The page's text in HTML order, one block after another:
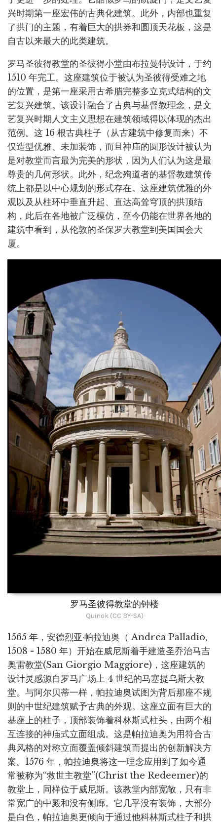
兴时期第一座宏伟的古典化建筑。此外，内部也重复
了拱门的主题，有着巨大的拱券和圆顶天花板，这是
自古以来最大的此类建筑。
罗马圣彼得教堂的圣彼得小堂由布拉曼特设计，于约
1510 年完工。这座建筑位于被认为圣彼得受难之地
的位置，是第一座采用古希腊完整多立克式结构的文
艺复兴建筑。该设计融合了古典与基督教理念，是文
艺复兴时期人文主义思想在建筑领域得以体现的杰出
范例。这 16 根古典柱子（从古建筑中修复而来）不
仅造型优雅、未加装饰，而且神庙的圆形设计被认为
是对教堂而言最为完美的形状，因为人们认为这是最
尊贵的几何形状。此外，纪念殉道者的基督教建筑传
统上都是以中心规划的形式存在。这座建筑优雅的外
观以及从柱环中垂直升起、直达高耸穹顶的拱顶结
构，此后在各地被广泛模仿，至今仍能在世界各地的
建筑中看到，从伦敦的圣保罗大教堂到美国国会大
厦。
罗马圣彼得教堂的钟楼
Quinok (CC BY-SA)
1565 年，安德烈亚·帕拉迪奥（ Andrea Palladio,
1508 - 1580 年）开始在威尼斯着手建造圣乔治马吉
奥雷教堂(San Giorgio Maggiore)，这座建筑的
设计灵感源自罗马广场上 4 世纪的马塞提乌斯大教
堂。与阿尔贝蒂一样，帕拉迪奥试图为背后那座不规
则的中世纪建筑赋予古典的外观。这座立面有巨大的
基座上的柱子，顶部装饰着科林斯式柱头，由两个相
互连接的神庙式立面组成。这是帕拉迪奥为用符合古
典风格的对称立面覆盖倾斜建筑而提出的创新解决方
案。1576 年，帕拉迪奥将这一理念应用到了如今通
常被称为“救世主教堂”(Christ the Redeemer)的
教堂上，同样位于威尼斯。该教堂内部宽敞，只有非
常宽广的中殿和没有侧廊。它几乎没有装饰，大部分
是白色，帕拉迪奥更倾向于通过他科林斯式柱子和拱